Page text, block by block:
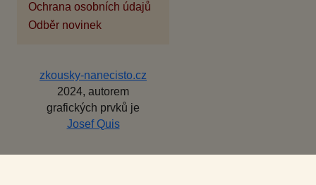
Ochrana osobních údajů
Odběr novinek
zkousky-nanecisto.cz
2024, autorem
grafických prvků je
Josef Quis